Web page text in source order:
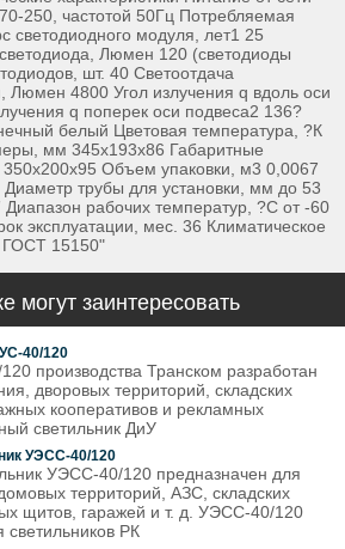
250, частотой 50Гц Потребляемая
светодиодного модуля, лет1 25
Люмен 120 (светодиоды
шт. 40 Светоотдача
Люмен 4800 Угол излучения q вдоль оси
q поперек оси подвеса2 136?
белый Цветовая температура, ?К
мм 345х193х86 Габаритные
Объем упаковки, м3 0,0067
трубы для установки, мм до 53
рабочих температур, ?С от -60
эксплуатации, мес. 36 Климатическое
ГОСТ 15150"
могут заинтересовать
40/120
производства Транском разработан
дворовых территорий, складских
кооперативов и рекламных
светильник ДиУ
УЭСС-40/120
УЭСС-40/120 предназначен для
территорий, АЗС, складских
щитов, гаражей и т. д. УЭСС-40/120
светильников РК